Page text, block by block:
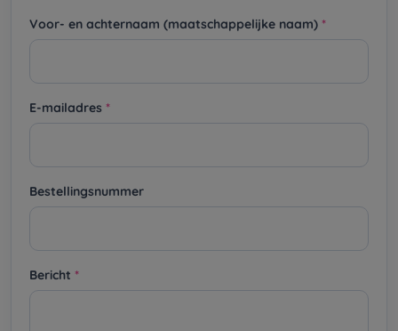
Voor- en achternaam (maatschappelijke naam)
E-mailadres
Bestellingsnummer
Bericht